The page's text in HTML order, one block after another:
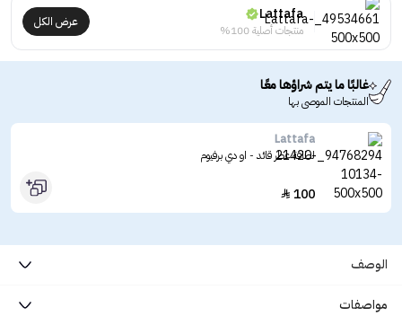
Lattafa
منتجات أصلية 100%
عرض الكل
غالبًا ما يتم شراؤها معًا
المنتجات الموصى بها
Lattafa
لطافة عطر قائد - او دي برفيوم
100

الوصف
مواصفات